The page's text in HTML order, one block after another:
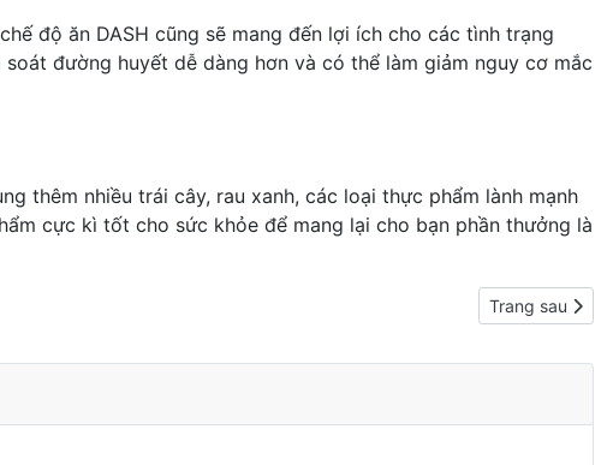
độ ăn DASH cũng sẽ mang đến lợi ích cho các tình trạng
đường huyết dễ dàng hơn và có thể làm giảm nguy cơ mắc
thêm nhiều trái cây, rau xanh, các loại thực phẩm lành mạnh
cực kì tốt cho sức khỏe để mang lại cho bạn phần thưởng là
Next article:
Trang sau